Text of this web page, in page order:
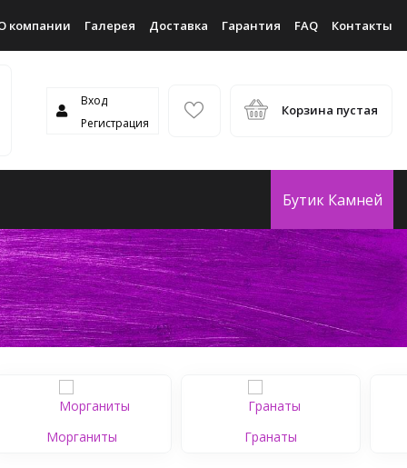
компании Галерея Доставка Гарантия FAQ Контакты
Вход
Регистрация
Корзина пустая
Бутик Камней
Морганиты Гранаты